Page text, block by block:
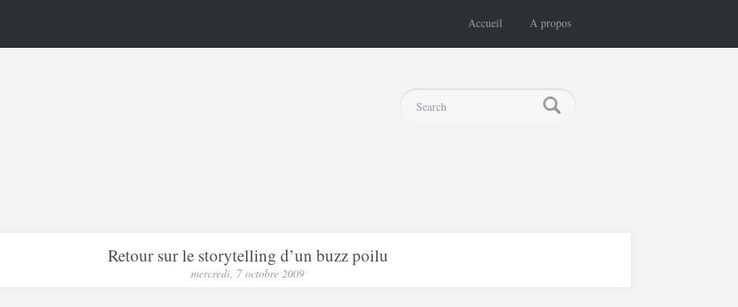
Accueil A propos
Retour sur le storytelling d’un buzz poilu
mercredi, 7 octobre 2009